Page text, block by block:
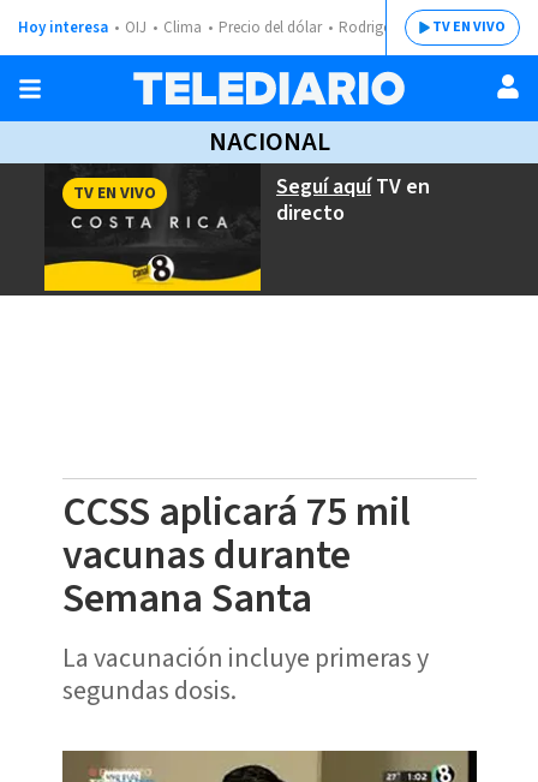
Hoy interesa OIJ Clima Precio del dólar Rodrigo ChavesTV EN VIVO
NACIONAL
Seguí aquíTV en
directo
TV EN VIVO
CCSS aplicará 75 mil
vacunas durante
Semana Santa
La vacunación incluye primeras y
segundas dosis.